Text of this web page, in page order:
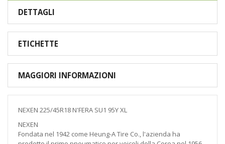
DETTAGLI
ETICHETTE
MAGGIORI INFORMAZIONI
NEXEN 225/45R18 N'FERA SU1 95Y XL
NEXEN
Fondata nel 1942 come Heung-A Tire Co., l'azienda ha